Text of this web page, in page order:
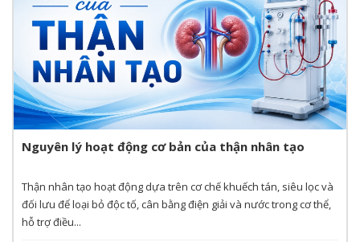
Nguyên lý hoạt động cơ bản của thận nhân tạo
Thận nhân tạo hoạt động dựa trên cơ chế khuếch tán, siêu lọc và
đối lưu để loại bỏ độc tố, cân bằng điện giải và nước trong cơ thể,
hỗ trợ điều...